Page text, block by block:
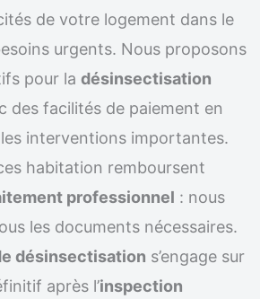
de votre logement dans le
urgents. Nous proposons
pour la désinsectisation
des facilités de paiement en
interventions importantes.
habitation remboursent
professionnel : nous
les documents nécessaires.
désinsectisation s’engage sur
après l’inspection